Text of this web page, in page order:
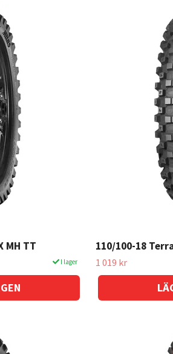
MH TT
I lager
110/100-18
1 019 kr